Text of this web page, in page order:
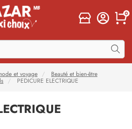
0
et voyage
Beauté et bien-être
PEDICURE ELECTRIQUE